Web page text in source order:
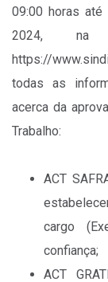
09:00 horas
2024, na
https://
todas as
acerca da
Trabalho:
ACT
cargo
confiança;
ACT